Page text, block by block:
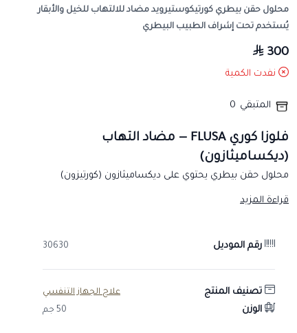
محلول حقن بيطري كورتيكوستيرويد مضاد للالتهاب للخيل والأبقار
يُستخدم تحت إشراف الطبيب البيطري
300
نفدت الكمية
المتبقي 0
فلوزا كوري FLUSA — مضاد التهاب
(ديكساميثازون)
محلول حقن بيطري يحتوي على ديكساميثازون (كورتيزون)
يُستخدم كمضاد للالتهاب.
مستحضر بيطري (كورتيكوستيرويد مضاد للالتهاب) يُستخدم في
ديكساميثازون.
قراءة المزيد
رقم الموديل 30630
تصنيف المنتج علاج الجهاز التنفسي
الوزن 50 جم